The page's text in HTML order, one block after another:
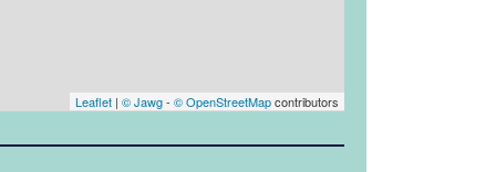
Leaflet | © Jawg- © OpenStreetMapcontributors